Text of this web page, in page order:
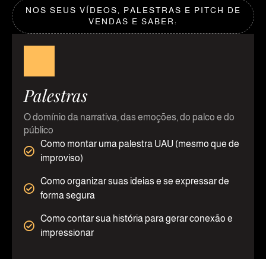
NOS SEUS VÍDEOS, PALESTRAS E PITCH DE
VENDAS E SABER:
Palestras
O domínio da narrativa, das emoções, do palco e do
público
Como montar uma palestra UAU (mesmo que de
improviso)
Como organizar suas ideias e se expressar de
forma segura
Como contar sua história para gerar conexão e
impressionar